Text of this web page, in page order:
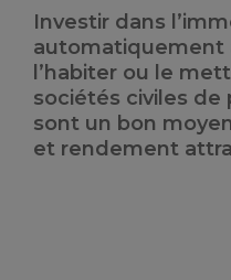
Investir dans
automatiquement
l’habiter ou le
sociétés civiles
sont un bon
et rendement